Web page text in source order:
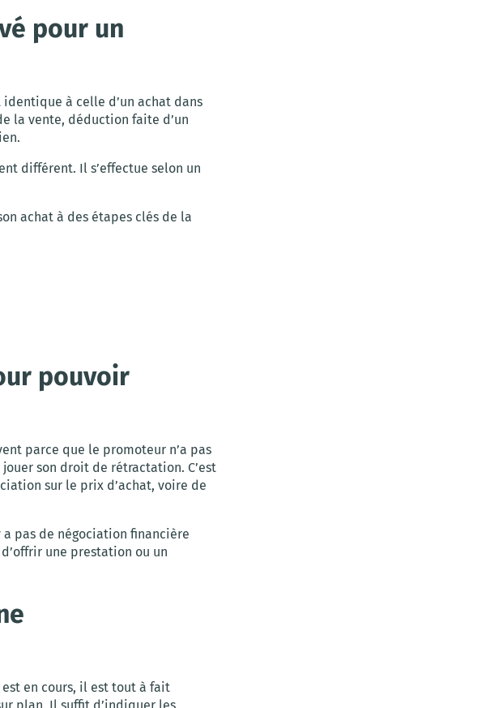
pour un
à celle d’un achat dans
la vente, déduction faite d’un
différent. Il s’effectue selon un
achat à des étapes clés de la
pouvoir
parce que le promoteur n’a pas
son droit de rétractation. C’est
sur le prix d’achat, voire de
a pas de négociation financière
une prestation ou un
est en cours, il est tout à fait
plan. Il suffit d’indiquer les